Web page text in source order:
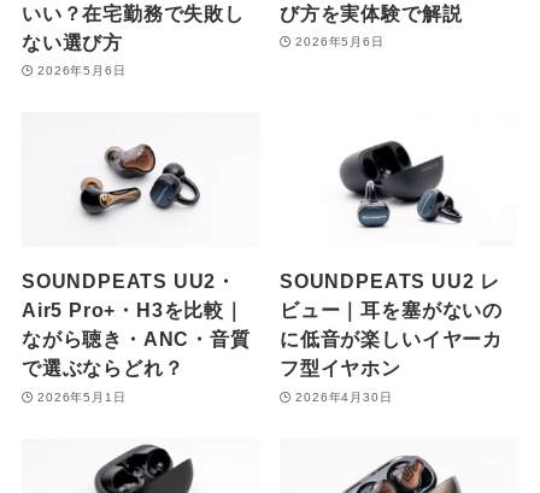
いい？在宅勤務で失敗し
ない選び方
2026年5月6日
び方を実体験で解説
2026年5月6日
SOUNDPEATS UU2・
Air5 Pro+・H3を比較｜
ながら聴き・ANC・音質
で選ぶならどれ？
2026年5月1日
SOUNDPEATS UU2 レ
ビュー｜耳を塞がないの
に低音が楽しいイヤーカ
フ型イヤホン
2026年4月30日